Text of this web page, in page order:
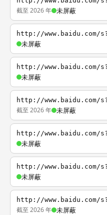
截至 2026 年 未屏蔽
http://www.baidu.com/
未屏蔽
http://www.baidu.com/
未屏蔽
http://www.baidu.com/
截至 2026 年 未屏蔽
http://www.baidu.com/
未屏蔽
http://www.baidu.com/
未屏蔽
http://www.baidu.com/
截至 2026 年 未屏蔽